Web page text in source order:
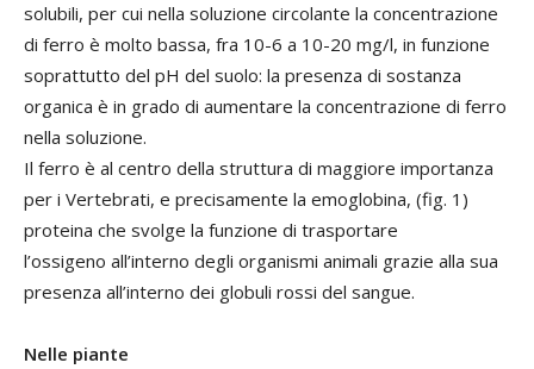
solubili, per cui nella soluzione circolante la concentrazione
di ferro è molto bassa, fra 10-6 a 10-20 mg/l, in funzione
soprattutto del pH del suolo: la presenza di sostanza
organica è in grado di aumentare la concentrazione di ferro
nella soluzione.
Il ferro è al centro della struttura di maggiore importanza
per i Vertebrati, e precisamente la emoglobina, (fig. 1)
proteina che svolge la funzione di trasportare
l’ossigeno all’interno degli organismi animali grazie alla sua
presenza all’interno dei globuli rossi del sangue.
Nelle piante